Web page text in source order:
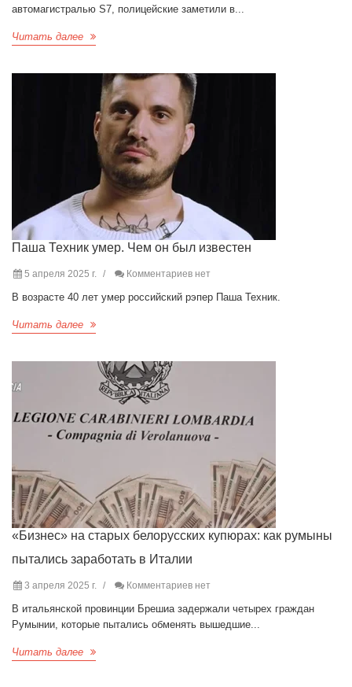
автомагистралью S7, полицейские заметили в...
Читать далее
Паша Техник умер. Чем он был известен
5 апреля 2025 г. Комментариев нет
В возрасте 40 лет умер российский рэпер Паша Техник.
Читать далее
«Бизнес» на старых белорусских купюрах: как румыны
пытались заработать в Италии
3 апреля 2025 г. Комментариев нет
В итальянской провинции Брешиа задержали четырех граждан
Румынии, которые пытались обменять вышедшие...
Читать далее